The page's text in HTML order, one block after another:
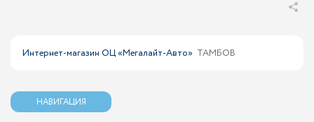
Интернет-магазин ОЦ «Мегалайт-Авто» ТАМБОВ
НАВИГАЦИЯ